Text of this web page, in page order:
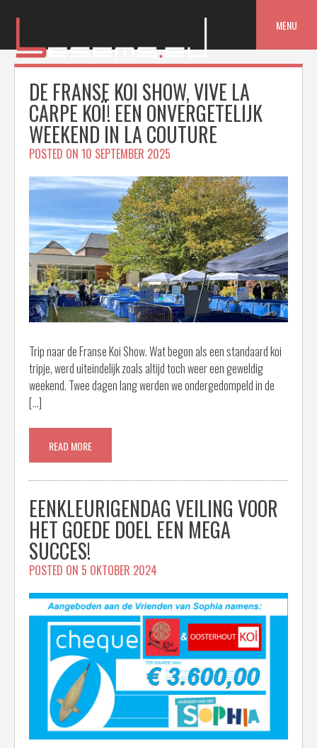
MENU
DE FRANSE KOI SHOW, VIVE LA
CARPE KOÏ! EEN ONVERGETELIJK
WEEKEND IN LA COUTURE
POSTED ON 10 SEPTEMBER 2025
Trip naar de Franse Koi Show. Wat begon als een standaard koi
tripje, werd uiteindelijk zoals altijd toch weer een geweldig
weekend. Twee dagen lang werden we ondergedompeld in de
[…]
READ MORE
EENKLEURIGENDAG VEILING VOOR
HET GOEDE DOEL EEN MEGA
SUCCES!
POSTED ON 5 OKTOBER 2024